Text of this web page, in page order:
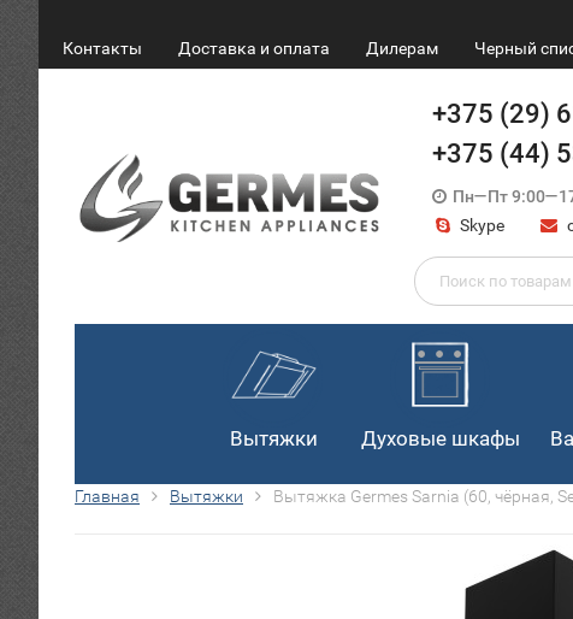
Контакты Доставка и оплата Дилерам Черный
+375 (29)
+375 (44)
Пн—Пт
Skype
Вытяжки Духовые шкафы
Главная Вытяжки Вытяжка Germes Sarnia (60, чёрная,